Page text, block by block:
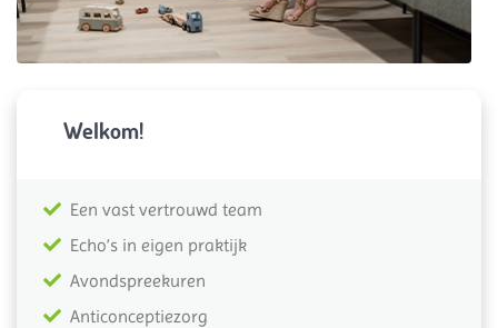
Welkom!
Een vast vertrouwd team
Echo’s in eigen praktijk
Avondspreekuren
Anticonceptiezorg